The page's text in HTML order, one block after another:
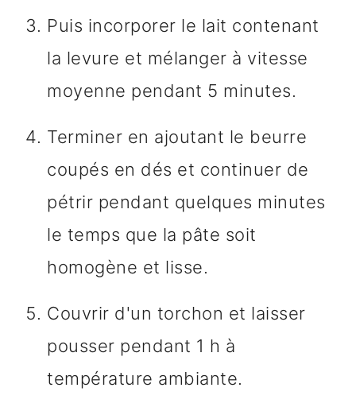
Puis incorporer le lait contenant
la levure et mélanger à vitesse
moyenne pendant 5 minutes.
Terminer en ajoutant le beurre
coupés en dés et continuer de
pétrir pendant quelques minutes
le temps que la pâte soit
homogène et lisse.
Couvrir d'un torchon et laisser
pousser pendant 1 h à
température ambiante.